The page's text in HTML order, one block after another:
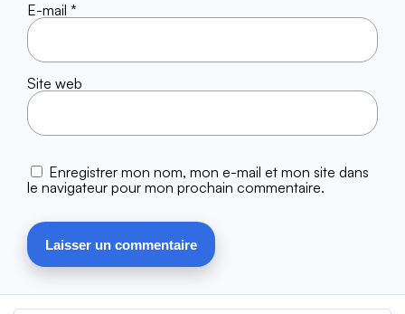
E-mail *
Site web
Enregistrer mon nom, mon e-mail et mon site dans
le navigateur pour mon prochain commentaire.